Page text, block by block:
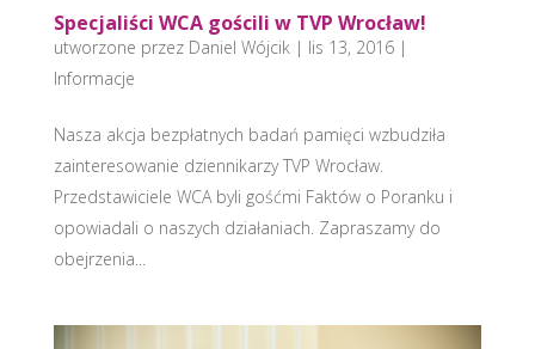
Specjaliści WCA gościli w TVP Wrocław!
utworzone przez Daniel Wójcik| lis 13, 2016|
Informacje
Nasza akcja bezpłatnych badań pamięci wzbudziła
zainteresowanie dziennikarzy TVP Wrocław.
Przedstawiciele WCA byli gośćmi Faktów o Poranku i
opowiadali o naszych działaniach. Zapraszamy do
obejrzenia...